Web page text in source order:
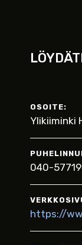
OSOITE:
Ylikiiminki
040-
https://